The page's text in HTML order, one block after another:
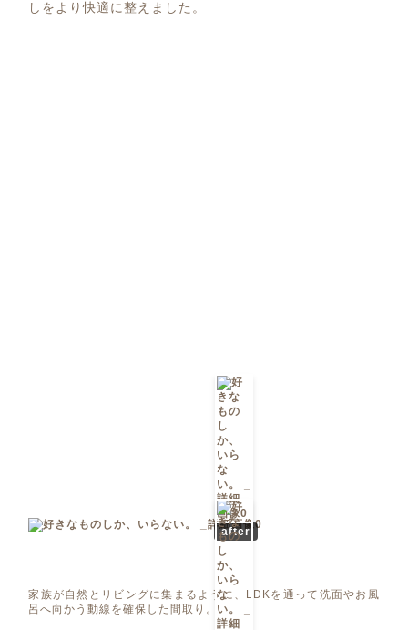
しをより快適に整えました。
after
家族が自然とリビングに集まるように、LDKを通って洗面やお風
呂へ向かう動線を確保した間取り。